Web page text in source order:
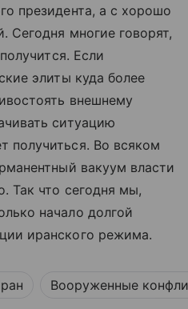
президента, а с хорошо
Сегодня многие говорят,
Если
элиты куда более
внешнему
ситуацию
получиться. Во всяком
вакуум власти
Так что сегодня мы,
начало долгой
иранского режима.
Вооруженные